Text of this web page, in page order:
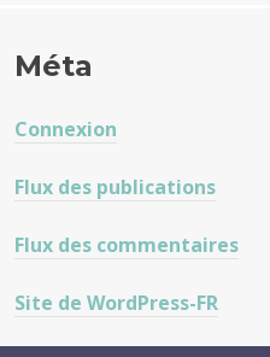
Méta
Connexion
Flux des publications
Flux des commentaires
Site de WordPress-FR